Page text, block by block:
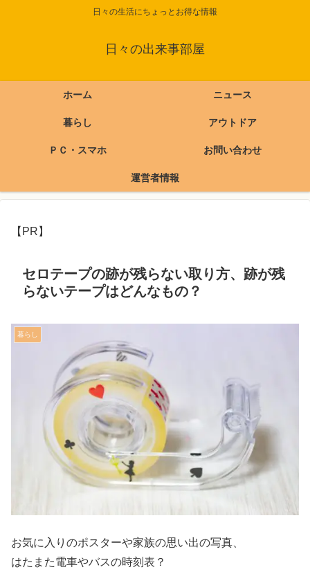
日々の生活にちょっとお得な情報
日々の出来事部屋
ホーム ニュース
暮らし アウトドア
ＰＣ・スマホ お問い合わせ
運営者情報
【PR】
セロテープの跡が残らない取り方、跡が残
らないテープはどんなもの？
暮らし
お気に入りのポスターや家族の思い出の写真、
はたまた電車やバスの時刻表？